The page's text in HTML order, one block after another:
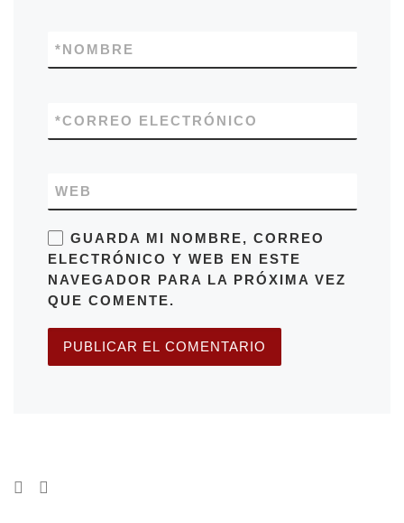
NOMBRE
*
CORREO ELECTRÓNICO
*
WEB
GUARDA MI NOMBRE, CORREO
ELECTRÓNICO Y WEB EN ESTE
NAVEGADOR PARA LA PRÓXIMA VEZ
QUE COMENTE.